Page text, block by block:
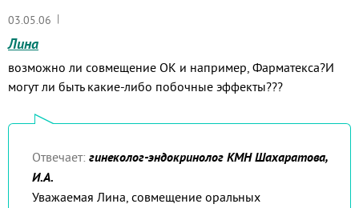
03.05.06 |
Лина
возможно ли совмещение ОК и например, Фарматекса?И
могут ли быть какие-либо побочные эффекты???
Отвечает: гинеколог-эндокринолог КМН Шахаратова,
И.А.
Уважаемая Лина, совмещение оральных